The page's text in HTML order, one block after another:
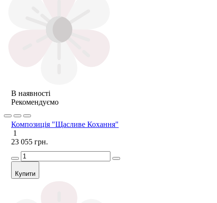
В наявності
Рекомендуємо
Композиція "Щасливе Кохання"
1
23 055 грн.
Купити